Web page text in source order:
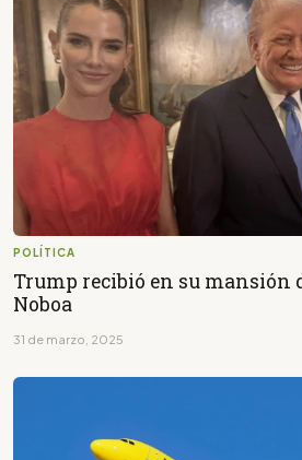
POLÍTICA
Trump recibió en su mansión
Noboa
31 de marzo, 2025